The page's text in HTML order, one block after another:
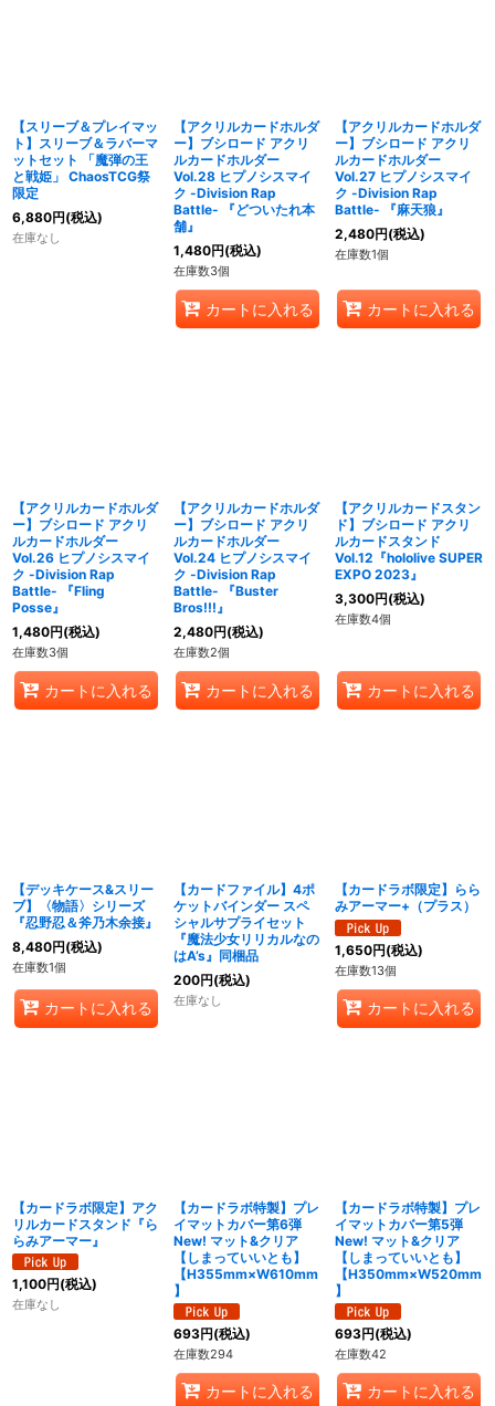
【スリーブ＆プレイマッ
ト】スリーブ＆ラバーマ
ットセット 「魔弾の王
と戦姫」 ChaosTCG祭
限定
6,880円(税込)
在庫なし
【アクリルカードホルダ
ー】ブシロード アクリ
ルカードホルダー
Vol.28 ヒプノシスマイ
ク -Division Rap
Battle- 『どついたれ本
舗』
1,480円(税込)
在庫数3個
カートに入れる
【アクリルカードホルダ
ー】ブシロード アクリ
ルカードホルダー
Vol.27 ヒプノシスマイ
ク -Division Rap
Battle- 『麻天狼』
2,480円(税込)
在庫数1個
カートに入れる
【アクリルカードホルダ
ー】ブシロード アクリ
ルカードホルダー
Vol.26 ヒプノシスマイ
ク -Division Rap
Battle- 『Fling
Posse』
1,480円(税込)
在庫数3個
カートに入れる
【アクリルカードホルダ
ー】ブシロード アクリ
ルカードホルダー
Vol.24 ヒプノシスマイ
ク -Division Rap
Battle- 『Buster
Bros!!!』
2,480円(税込)
在庫数2個
カートに入れる
【アクリルカードスタン
ド】ブシロード アクリ
ルカードスタンド
Vol.12『hololive SUPER
EXPO 2023』
3,300円(税込)
在庫数4個
カートに入れる
【デッキケース&スリー
ブ】〈物語〉シリーズ
『忍野忍＆斧乃木余接』
8,480円(税込)
在庫数1個
カートに入れる
【カードファイル】4ポ
ケットバインダー スペ
シャルサプライセット
『魔法少女リリカルなの
はA’s』同梱品
200円(税込)
在庫なし
【カードラボ限定】らら
みアーマー+（プラス）
1,650円(税込)
在庫数13個
カートに入れる
【カードラボ限定】アク
リルカードスタンド『ら
らみアーマー』
1,100円(税込)
在庫なし
【カードラボ特製】プレ
イマットカバー第6弾
New! マット&クリア
【しまっていいとも】
【H355mm×W610mm
】
693円(税込)
在庫数294
カートに入れる
【カードラボ特製】プレ
イマットカバー第5弾
New! マット&クリア
【しまっていいとも】
【H350mm×W520mm
】
693円(税込)
在庫数42
カートに入れる